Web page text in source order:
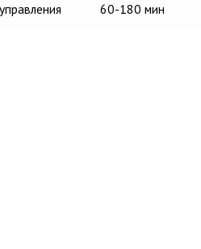
60-180 мин